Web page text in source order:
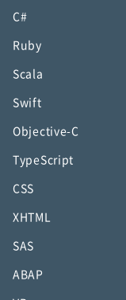
C#
Ruby
Scala
Swift
Objective-C
TypeScript
CSS
XHTML
SAS
ABAP